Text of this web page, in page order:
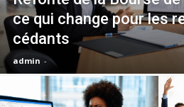
ce qui change pour les
cédants
admin -